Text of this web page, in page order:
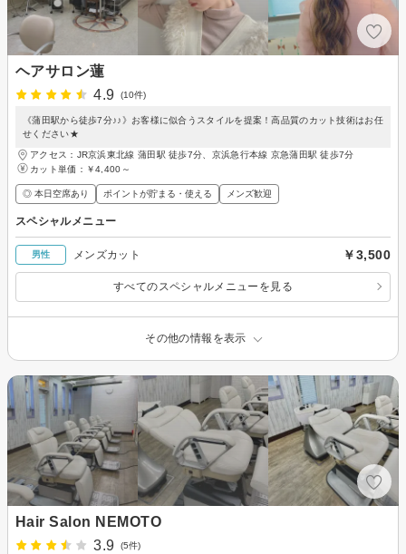
ヘアサロン蓮
4.9
(10件)
《蒲田駅から徒歩7分♪♪》お客様に似合うスタイルを提案！高品質のカット技術はお任
せください★
アクセス：JR京浜東北線 蒲田駅 徒歩7分、京浜急行本線 京急蒲田駅 徒歩7分
カット単価： ￥4,400～
◎ 本日空席あり ポイントが貯まる・使える メンズ歓迎
スペシャルメニュー
男性 メンズカット ￥3,500
すべてのスペシャルメニューを見る
その他の情報を表示
Hair Salon NEMOTO
3.9
(5件)